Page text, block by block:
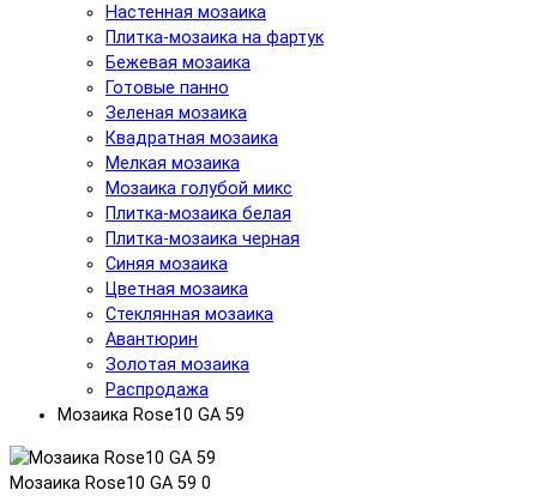
Настенная мозаика
Плитка-мозаика на фартук
Бежевая мозаика
Готовые панно
Зеленая мозаика
Квадратная мозаика
Мелкая мозаика
Мозаика голубой микс
Плитка-мозаика белая
Плитка-мозаика черная
Синяя мозаика
Цветная мозаика
Cтеклянная мозаика
Авантюрин
Золотая мозаика
Распродажа
Мозаика Rose10 GA 59
Мозаика Rose10 GA 59 0